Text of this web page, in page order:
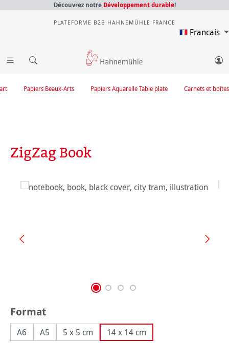
Découvrez notre Développement durable!
PLATEFORME B2B HAHNEMÜHLE FRANCE
Francais
Carnets et boîtes
Papiers Aquarelle Table plate
Papiers Beaux-Arts
ZigZag Book
Ignorer la galerie d'images
Sélectionnez
Format
A6 A5 5 x 5 cm 14 x 14 cm